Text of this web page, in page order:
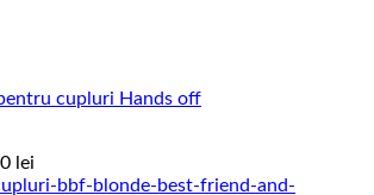
cupluri Hands off
lei
de